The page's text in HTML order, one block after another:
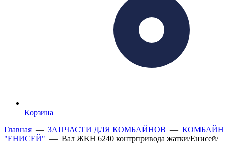
Корзина
Главная — ЗАПЧАСТИ ДЛЯ КОМБАЙНОВ — КОМБАЙН
"ЕНИСЕЙ" — Вал ЖКН 6240 контрпривода жатки/Енисей/